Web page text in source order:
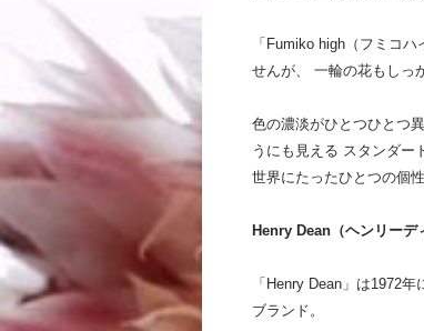
「Fumiko high（フミコ
せんが、 一輪の花もしっ
色の濃淡がひとつひとつ
うにも見える スタンダー
世界にたったひとつの個
Henry Dean（ヘンリーデ
「Henry Dean」は1972
ブランド。